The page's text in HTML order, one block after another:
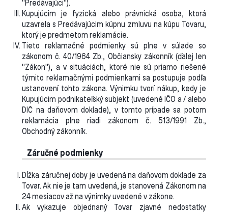
"Predávajúci").
Kupujúcim je fyzická alebo právnická osoba, ktorá
uzavrela s Predávajúcim kúpnu zmluvu na kúpu Tovaru,
ktorý je predmetom reklamácie.
Tieto reklamačné podmienky sú plne v súlade so
zákonom č. 40/1964 Zb., Občiansky zákonník (ďalej len
"Zákon"), a v situáciách, ktoré nie sú priamo riešené
týmito reklamačnými podmienkami sa postupuje podľa
ustanovení tohto zákona. Výnimku tvorí nákup, kedy je
Kupujúcim podnikateľský subjekt (uvedené IČO a / alebo
DIČ na daňovom doklade), v tomto prípade sa potom
reklamácia plne riadi zákonom č. 513/1991 Zb.,
Obchodný zákonník.
Záručné podmienky
Dĺžka záručnej doby je uvedená na daňovom doklade za
Tovar. Ak nie je tam uvedená, je stanovená Zákonom na
24 mesiacov až na výnimky uvedené v zákone.
Ak vykazuje objednaný Tovar zjavné nedostatky